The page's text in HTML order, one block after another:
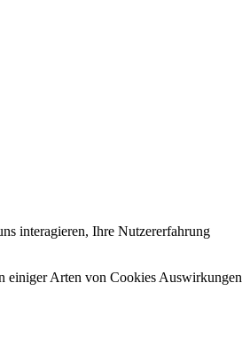
interagieren, Ihre Nutzererfahrung
einiger Arten von Cookies Auswirkungen